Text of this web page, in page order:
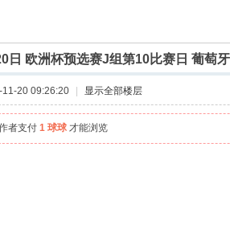
日 欧洲杯预选赛J组第10比赛日 葡萄
20 09:26:20 显示全部楼层
者支付 1 球球 才能浏览